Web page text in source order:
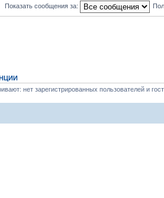
Показать сообщения за:
нет зарегистрированных пользователей и